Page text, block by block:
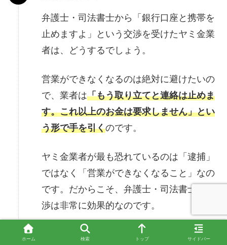
弁護士・司法書士から「銀行口座と携帯を
止めますよ」という交渉を受けたヤミ金業
者は、どうするでしょう。
営業ができなくなるのは絶対に避けたいの
で、業者は「もう取り立てと連絡は止めま
す。これ以上のお金は要求しません」とい
う形で手を引くのです。
ヤミ金業者が最も恐れているのは「逮捕」
ではなく「営業ができなくなること」なの
です。だからこそ、弁護士・司法書士の交
渉は非常に効果的なのです。
ホーム 検索 トップ サイドバー